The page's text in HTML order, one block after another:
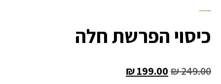
כיסוי הפרשת חלה
₪249.00
₪199.00